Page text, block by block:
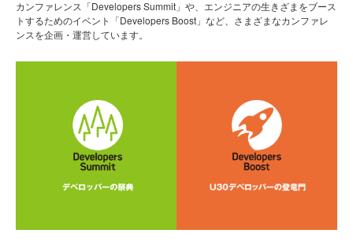
カンファレンス「Developers Summit」や、エンジニアの生きざまをブース
トするためのイベント「Developers Boost」など、さまざまなカンファレ
ンスを企画・運営しています。